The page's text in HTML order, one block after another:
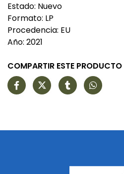
Estado: Nuevo
Formato: LP
Procedencia: EU
Año: 2021
COMPARTIR ESTE PRODUCTO